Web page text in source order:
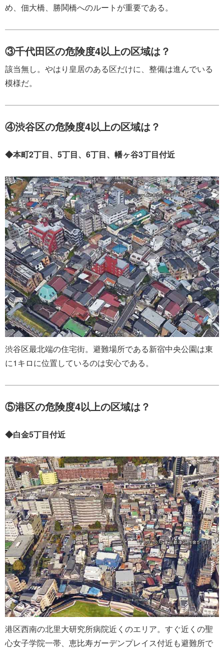
め、佃大橋、勝鬨橋へのルートが重要である。
③千代田区の危険度4以上の区域は？
該当無し。やはり皇居のある区だけに、整備は進んでいる
模様だ。
④渋谷区の危険度4以上の区域は？
◆本町2丁目、5丁目、6丁目、幡ヶ谷3丁目付近
渋谷区最北端の住宅街。避難場所である新宿中央公園は東
に1キロに位置しているのは安心である。
⑤港区の危険度4以上の区域は？
◆白金5丁目付近
港区西南の北里大研究所病院近くのエリア。すぐ近くの聖
心女子学院一帯、恵比寿ガーデンプレイス付近も避難所で